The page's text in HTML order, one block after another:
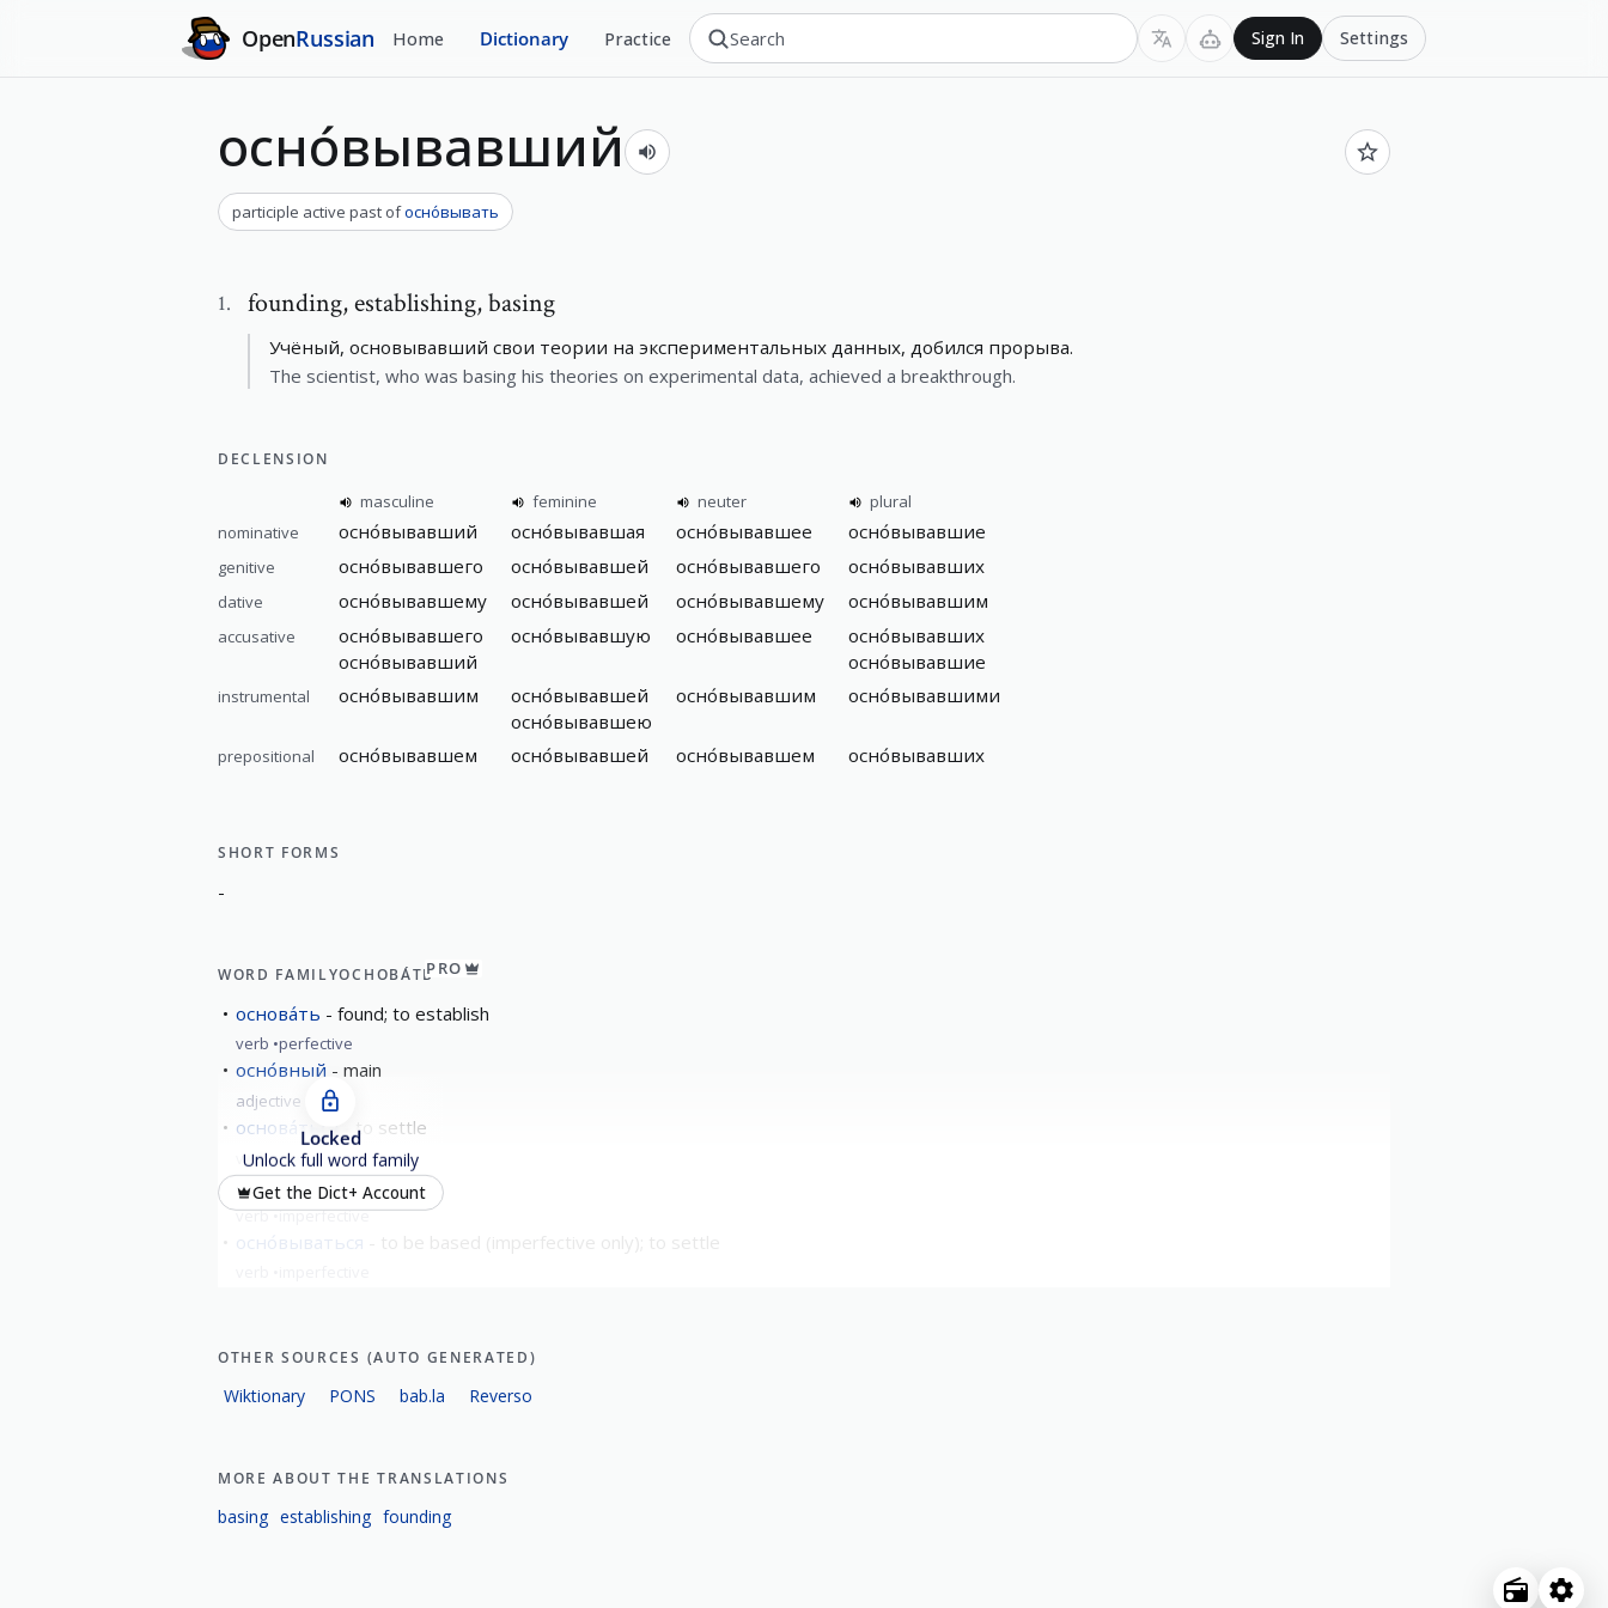
OpenRussian Home Dictionary Practice Sign In Settings
осно́вывавший
participle active past ofосно́вывать
1. founding,establishing, basing
Учёный, основывавший свои теории на экспериментальных данных, добился прорыва.
The scientist, who was basing his theories on experimental data, achieved a breakthrough.
DECLENSION
masculine feminine neuter
plural
nominative
осно́вывавший осно́вывавшая осно́вывавшее осно́вывавшие
genitive осно́вывавшего осно́вывавшей осно́вывавшего осно́вывавших
dative осно́вывавшему осно́вывавшей осно́вывавшему осно́вывавшим
accusative
осно́вывавшего
осно́вывавший
осно́вывавшую осно́вывавшее
осно́вывавших
осно́вывавшие
instrumental осно́вывавшим
осно́вывавшей
осно́вывавшею
осно́вывавшим осно́вывавшими
prepositional осно́вывавшем осно́вывавшей осно́вывавшем осно́вывавших
SHORT FORMS
-
WORD FAMILYОСНОВА́ТЬPRO
основа́ть found; to establish
verb perfective
осно́вный main
adjective
основа́ться to settle
verb perfective
осно́вывать found
verb imperfective
осно́вываться
Locked
Unlock full word family
Get the Dict+ Account
OTHER SOURCES (AUTO GENERATED)
Wiktionary PONS bab.la Reverso
MORE ABOUT THE TRANSLATIONS
basing establishing founding